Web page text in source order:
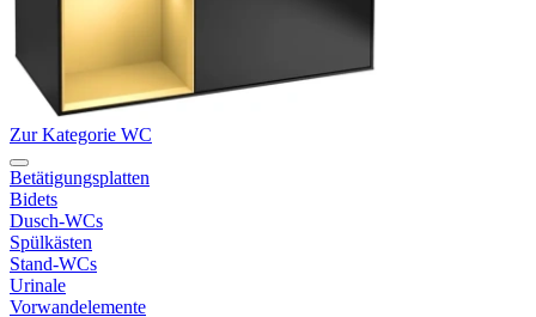
Zur Kategorie WC
Betätigungsplatten
Bidets
Dusch-WCs
Spülkästen
Stand-WCs
Urinale
Vorwandelemente